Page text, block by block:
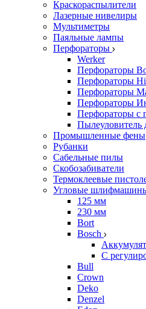
Краскораспылители
Лазерные нивелиры
Мультиметры
Паяльные лампы
Перфораторы
Werker
Перфораторы
Перфораторы
Перфораторы
Перфораторы
Перфораторы с
Пылеуловитель
Промышленные фены
Рубанки
Сабельные пилы
Скобозабиватели
Термоклеевые
Угловые
125 мм
230 мм
Bort
Bosch
С
Bull
Crown
Deko
Denzel